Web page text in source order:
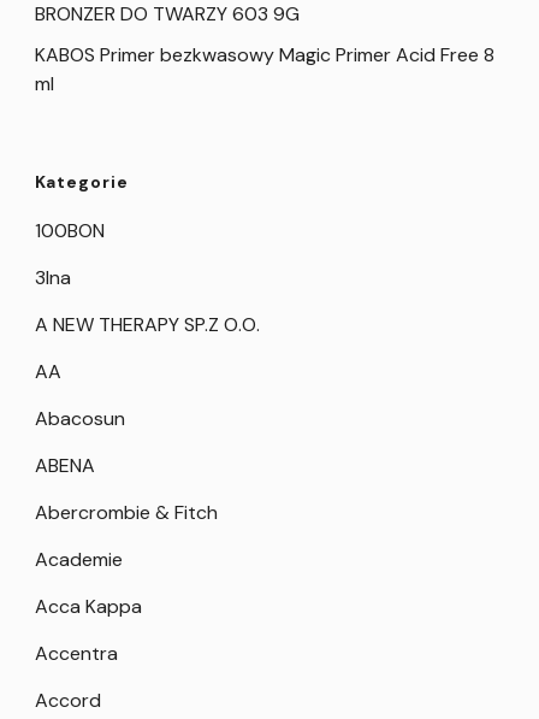
BRONZER DO TWARZY 603 9G
KABOS Primer bezkwasowy Magic Primer Acid Free 8
ml
Kategorie
100BON
3Ina
A NEW THERAPY SP.Z O.O.
AA
Abacosun
ABENA
Abercrombie & Fitch
Academie
Acca Kappa
Accentra
Accord